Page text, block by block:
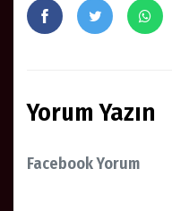
Yorum Yazın
Facebook Yorum